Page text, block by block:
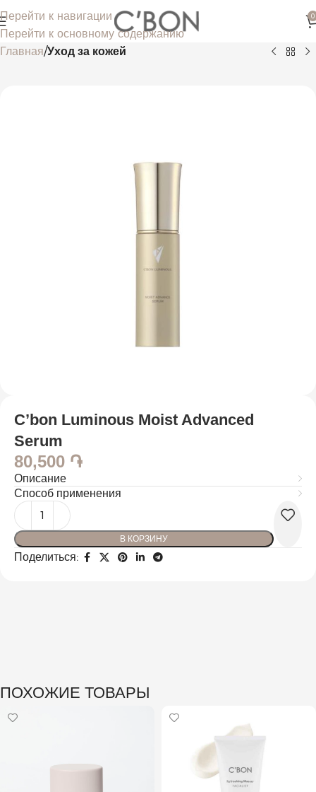
Перейти к навигации
Перейти к основному содержанию
0
Главная Уход за кожей
C’bon Luminous Moist Advanced
Serum
80,500 ֏
Описание
Способ применения
В КОРЗИНУ
Поделиться:
ПОХОЖИЕ ТОВАРЫ